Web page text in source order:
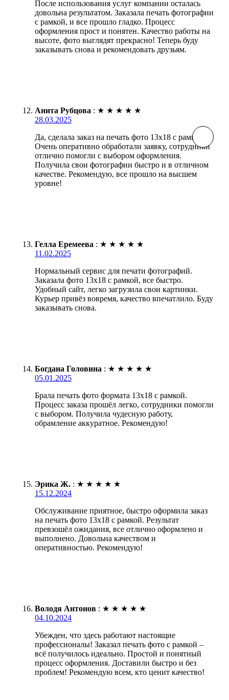
После использования услуг компании осталась
довольна результатом. Заказала печать фотографии
с рамкой, и все прошло гладко. Процесс
оформления прост и понятен. Качество работы на
высоте, фото выглядят прекрасно! Теперь буду
заказывать снова и рекомендовать друзьям.
Анита Рубцова : ★ ★ ★ ★ ★
28.03.2025
Да, сделала заказ на печать фото 13х18 с рамкой.
Очень оперативно обработали заявку, сотрудники
отлично помогли с выбором оформления.
Получила свои фотографии быстро и в отличном
качестве. Рекомендую, все прошло на высшем
уровне!
Гелла Еремеева : ★ ★ ★ ★ ★
11.02.2025
Нормальный сервис для печати фотографий.
Заказала фото 13х18 с рамкой, все быстро.
Удобный сайт, легко загрузила свои картинки.
Курьер привёз вовремя, качество впечатлило. Буду
заказывать снова.
Богдана Головина : ★ ★ ★ ★ ★
05.01.2025
Брала печать фото формата 13х18 с рамкой.
Процесс заказа прошёл легко, сотрудники помогли
с выбором. Получила чудесную работу,
обрамление аккуратное. Рекомендую!
Эрика Ж. : ★ ★ ★ ★ ★
15.12.2024
Обслуживание приятное, быстро оформила заказ
на печать фото 13х18 с рамкой. Результат
превзошёл ожидания, все отлично оформлено и
выполнено. Довольна качеством и
оперативностью. Рекомендую!
Володя Антонов : ★ ★ ★ ★ ★
04.10.2024
Убежден, что здесь работают настоящие
профессионалы! Заказал печать фото с рамкой –
всё получилось идеально. Простой и понятный
процесс оформления. Доставили быстро и без
проблем! Рекомендую всем, кто ценит качество!